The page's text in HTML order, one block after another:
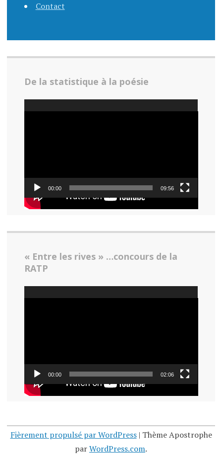
Contact
De la statistique à la poésie
vidéo
00:00 09:56
« Entre les rives » …concours de la
RATP
Lecteur
vidéo
00:00 02:06
Fièrement propulsé par WordPress | Thème Apostrophe
parWordPress.com.